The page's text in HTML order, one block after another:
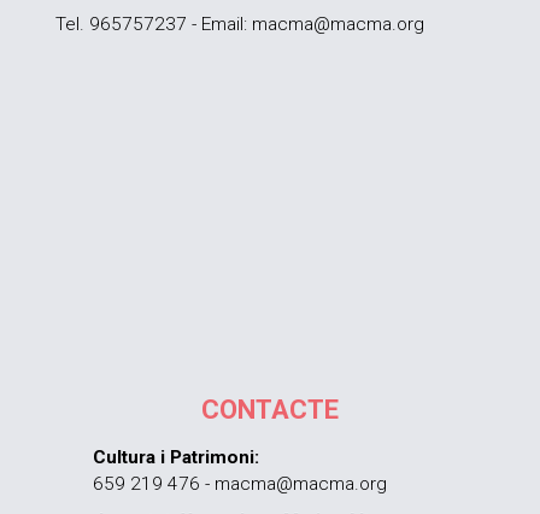
Tel. 965757237 - Email: macma@macma.org
CONTACTE
Cultura i Patrimoni:
659 219 476 - macma@macma.org